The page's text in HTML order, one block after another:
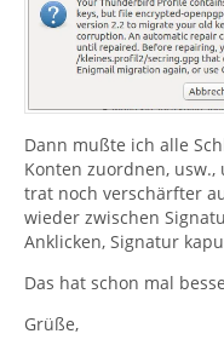
Dann mußte ich alle
Konten zuordnen,
trat noch verschärfter
wieder zwischen
Anklicken, Signatur
Das hat schon mal
Grüße,